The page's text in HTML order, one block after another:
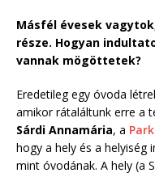
Másfél évesek
része. Hogyan
vannak mögöttetek?
Eredetileg egy óvoda
amikor rátaláltunk erre a
Sárdi Annamária, a
hogy a hely és a helyiség
mint óvodának. A hely (a